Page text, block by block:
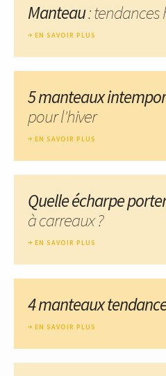
Manteau: tendances
EN SAVOIR PLUS
5 manteaux
pour l'hiver
EN SAVOIR PLUS
Quelle écharpe
à carreaux ?
EN SAVOIR PLUS
4 manteaux
EN SAVOIR PLUS